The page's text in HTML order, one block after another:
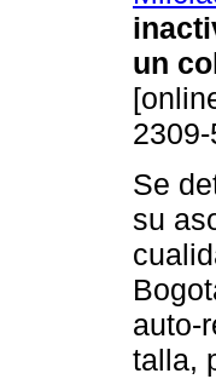
un
Se
su
auto-
talla,